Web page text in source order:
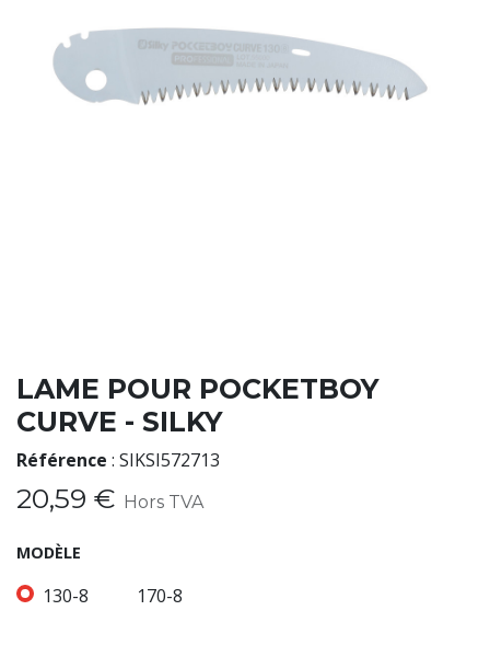
LAME POUR POCKETBOY
CURVE - SILKY
Référence : SIKSI572713
20,59 € Hors TVA
MODÈLE
130-8 170-8